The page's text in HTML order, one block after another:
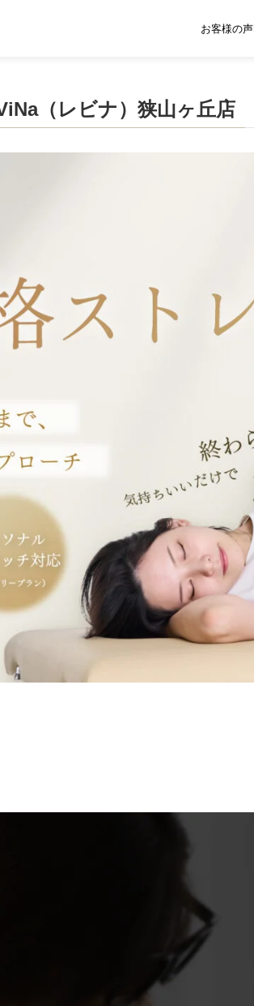
（レビナ）狭山ヶ丘店
お客様の声